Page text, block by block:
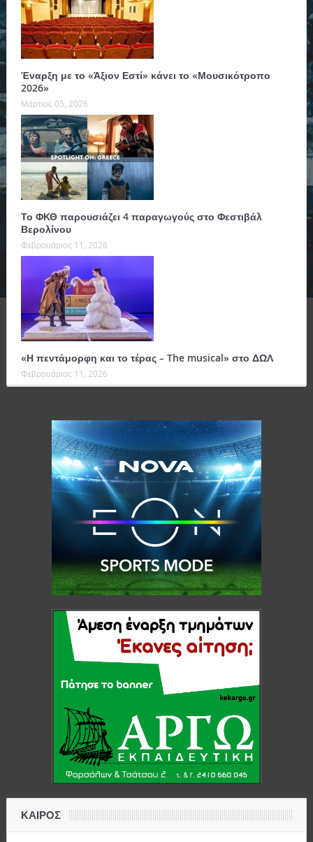
Έναρξη με το «Άξιον Εστί» κάνει το «Μουσικότροπο
2026»
Μάρτιος 05, 2026
Το ΦΚΘ παρουσιάζει 4 παραγωγούς στο Φεστιβάλ
Βερολίνου
Φεβρουάριος 11, 2026
«Η πεντάμορφη και το τέρας – The musical» στο ΔΩΛ
Φεβρουάριος 11, 2026
ΚΑΙΡΟΣ